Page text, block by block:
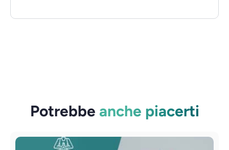
Potrebbe anche piacerti